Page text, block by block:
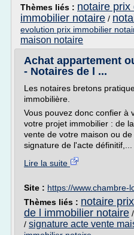
Thèmes liés : notaire prix
immobilier notaire /
evolution prix immobilier
maison notaire
Achat appartement
- Notaires de l ...
Les notaires bretons
immobilière.
Vous pouvez donc confier à
votre projet immobilier : de
vente de votre maison ou
signature de l'acte définitif,...
Lire la suite
Site : https://www.chambre-
Thèmes liés : notaire
de l immobilier notaire /
/ signature acte vente